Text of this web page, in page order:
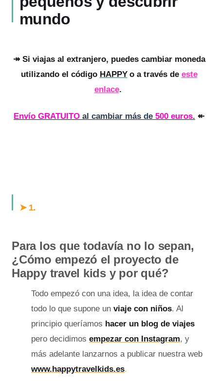
mundo
↠ Si viajas al extranjero, puedes cambiar moneda
utilizando el código HAPPY o a través de este
enlace.
Envío GRATUITO al cambiar más de 500 euros. ↞
➤ 1.
Para los que todavía no lo sepan,
¿Cómo empezó el proyecto de
Happy travel kids y por qué?
Todo empezó con una idea, la idea de contar
todo lo que supone un viaje con niños. Al
principio queríamos hacer un blog de viajes
pero decidimos empezar con Instagram, y
más adelante lanzarnos a publicar nuestra web
www.happytravelkids.es.